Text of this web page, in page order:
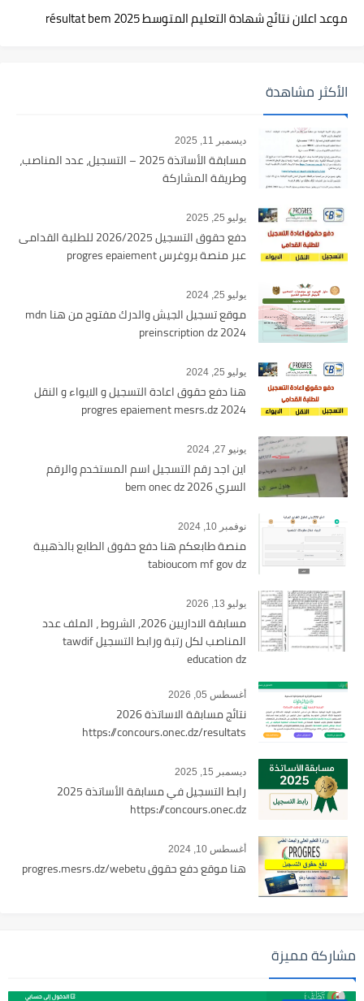
موعد اعلان نتائج شهادة التعليم المتوسط 2025 résultat bem
الأكثر مشاهدة
ديسمبر 11, 2025
مسابقة الأساتذة 2025 – التسجيل، عدد المناصب،
وطريقة المشاركة
يوليو 25, 2025
دفع حقوق التسجيل 2026/2025 للطلبة القدامى
عبر منصة بروغرس progres epaiement
يوليو 25, 2024
موقع تسجيل الجيش والدرك مفتوح من هنا mdn
preinscription dz 2024
يوليو 25, 2024
هنا دفع حقوق اعادة التسجيل و الايواء و النقل
2024 progres epaiement mesrs.dz
يونيو 27, 2024
اين اجد رقم التسجيل اسم المستخدم والرقم
السري bem onec dz 2026
نوفمبر 10, 2024
منصة طابعكم هنا دفع حقوق الطابع بالذهبية
tabioucom mf gov dz
يوليو 13, 2026
مسابقة الاداريين 2026, الشروط ، الملف عدد
المناصب لكل رتبة ورابط التسجيل tawdif
education dz
أغسطس 05, 2026
نتائج مسابقة الاساتذة 2026
https://concours.onec.dz/resultats
ديسمبر 15, 2025
رابط التسجيل في مسابقة الأساتذة 2025
https://concours.onec.dz
أغسطس 10, 2024
هنا موقع دفع حقوق progres.mesrs.dz/webetu
مشاركة مميزة